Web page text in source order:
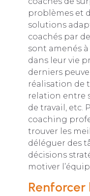
problèmes et
solutions
coachés par
sont amenés
dans leur vie
derniers
réalisation de
relation entre
de travail, etc.
coaching
trouver les
déléguer des
décisions
motiver
Renforcer